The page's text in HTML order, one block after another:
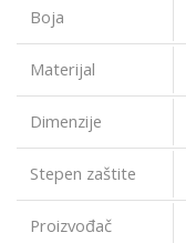
Boja
Materijal
Dimenzije
Stepen zaštite
Proizvođač